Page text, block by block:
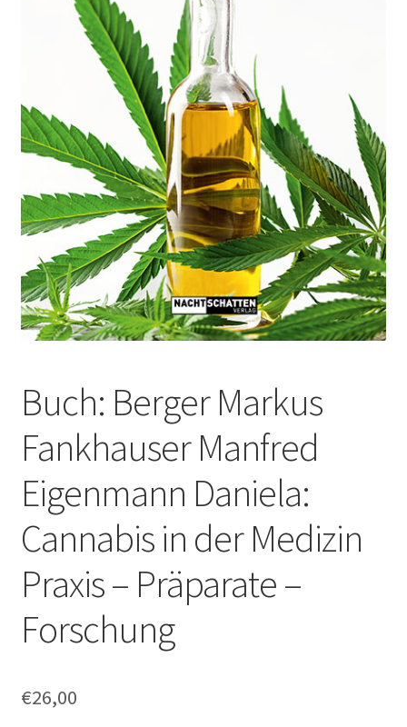
Buch: Berger Markus
Fankhauser Manfred
Eigenmann Daniela:
Cannabis in der Medizin
Praxis – Präparate –
Forschung
€26,00